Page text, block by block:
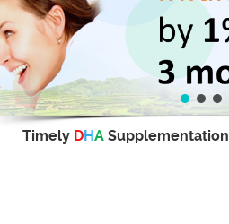
Timely DHA Supplementation